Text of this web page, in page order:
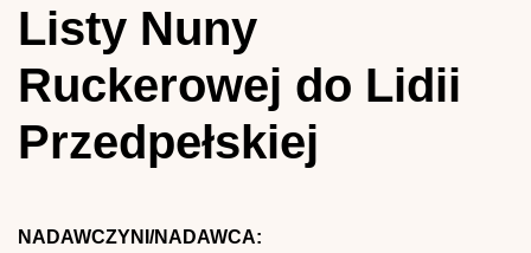
Listy Nuny
Ruckerowej do Lidii
Przedpełskiej
NADAWCZYNI/NADAWCA: